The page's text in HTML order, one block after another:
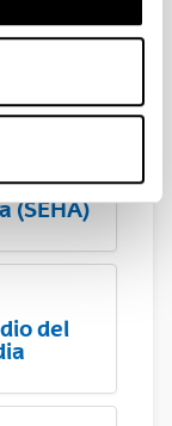
y
las
(SEHA)
del